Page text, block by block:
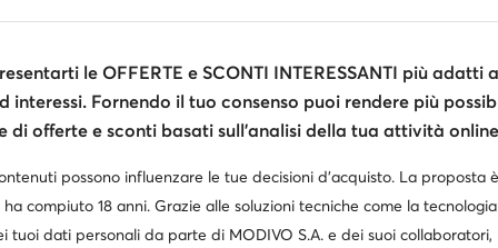
nella taglia selezionata.
27 28 29 Vedi di più
le OFFERTE e SCONTI INTERESSANTI più adatti
interessi. Fornendo il tuo consenso puoi rendere più
di offerte e sconti basati sull’analisi della tua attività
possono influenzare le tue decisioni d’acquisto. La proposta
compiuto 18 anni. Grazie alle soluzioni tecniche come la
tuoi dati personali da parte di MODIVO S.A. e dei suoi collaboratori,